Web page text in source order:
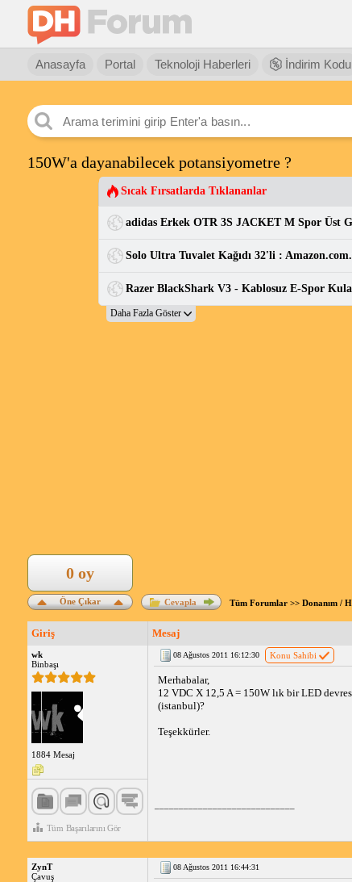
Anasayfa Portal Teknoloji Haberleri İndirim Kodu
150W'a dayanabilecek potansiyometre ?
Sıcak Fırsatlarda Tıklananlar
adidas Erkek OTR 3S JACKET M Spor Üst
Solo Ultra Tuvalet Kağıdı 32'li :
Öne Çıkar
0 oy
Cevapla Tüm Forumlar>> Donanım /
Giriş Mesaj
wk
Binbaşı
1884 Mesaj
Tüm Başarılarını Gör
08 Ağustos 2011 16:12:30 Konu Sahibi
Merhabalar,
12 VDC X 12,5 A = 150W lık bir LED
(istanbul)?
Teşekkürler.
ZynT
Çavuş
08 Ağustos 2011 16:44:31